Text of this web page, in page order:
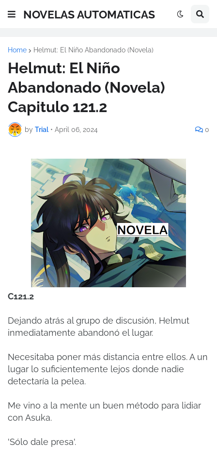
NOVELAS AUTOMATICAS
Home Helmut: El Niño Abandonado (Novela)
Helmut: El Niño
Abandonado (Novela)
Capitulo 121.2
by Trial • April 06, 2024 0
C121.2
Dejando atrás al grupo de discusión, Helmut
inmediatamente abandonó el lugar.
Necesitaba poner más distancia entre ellos. A un
lugar lo suficientemente lejos donde nadie
detectaría la pelea.
Me vino a la mente un buen método para lidiar
con Asuka.
'Sólo dale presa'.